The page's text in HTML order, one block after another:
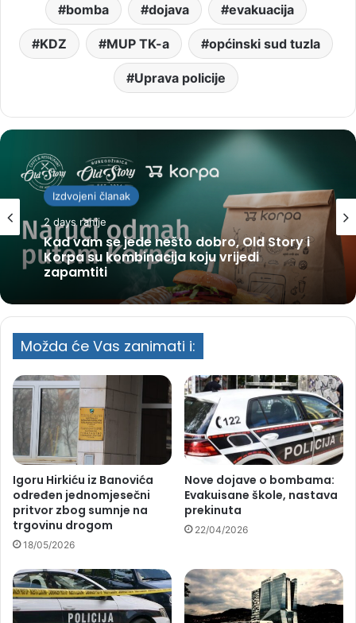
bomba dojava evakuacija
KDZ MUP TK-a općinski sud tuzla
Uprava policije
Izdvojeni članak
2 days ranije
Kad vam se jede nešto dobro, Old Story i
Korpa su kombinacija koju vrijedi
zapamtiti
Možda će Vas zanimati i:
Igoru Hirkiću iz Banovića
određen jednomjesečni
pritvor zbog sumnje na
trgovinu drogom
18/05/2026
Nove dojave o bombama:
Evakuisane škole, nastava
prekinuta
22/04/2026